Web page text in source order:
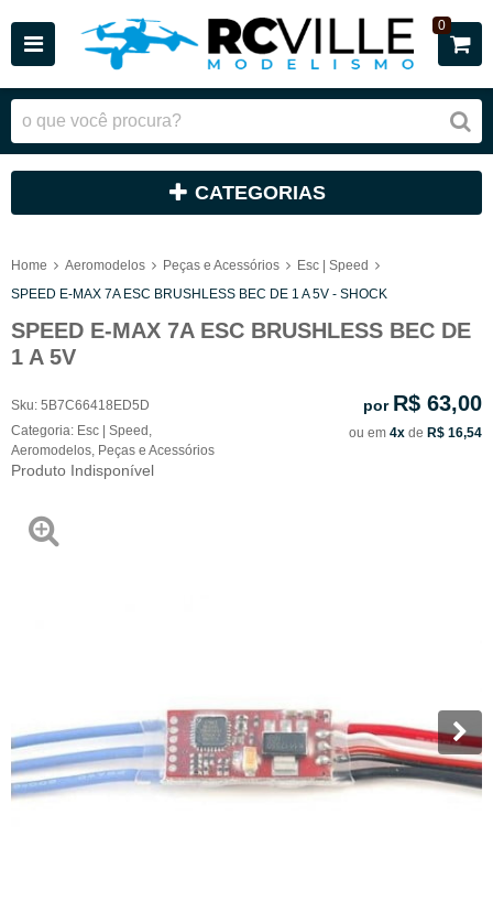
0
CATEGORIAS
Home Aeromodelos Peças e Acessórios
Esc | Speed
SPEED E-MAX 7A ESC BRUSHLESS BEC DE 1 A 5V - SHOCK
SPEED E-MAX 7A ESC BRUSHLESS BEC DE
1 A 5V
Sku: 5B7C66418ED5D
Categoria: Esc | Speed
Aeromodelos Peças e Acessórios
Produto Indisponível
por R$ 63,00
ou em 4x de R$ 16,54